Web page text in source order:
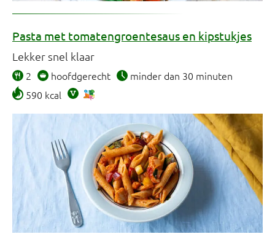
Pasta met tomatengroentesaus en kipstukjes
Lekker snel klaar
2 hoofdgerecht
minder dan 30 minuten
590 kcal